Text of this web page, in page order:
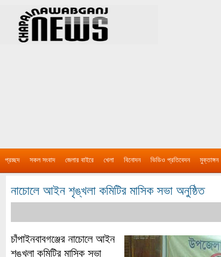
প্রচ্ছদ সকল সংবাদ জেলার বাইরে খেলা বিনোদন ভিডিও প্রতিবেদন মুক্তাঙ্গন
নাচোলে আইন শৃঙ্খলা কমিটির মাসিক সভা অনুষ্ঠিত
চাঁপাইনবাবগঞ্জের নাচোলে আইন
শৃঙ্খলা কমিটির মাসিক সভা